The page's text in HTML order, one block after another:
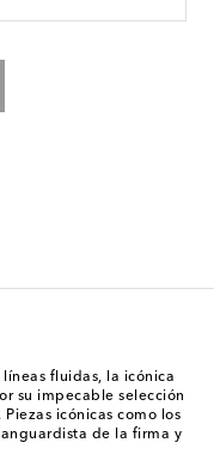
fluidas, la icónica
su impecable selección
icónicas como los
de la firma y